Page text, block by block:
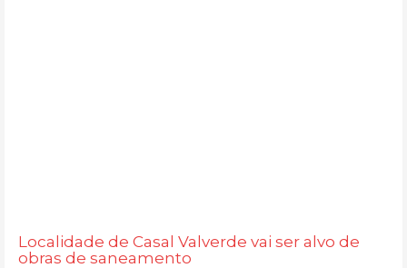
Localidade de Casal Valverde vai ser alvo de
obras de saneamento